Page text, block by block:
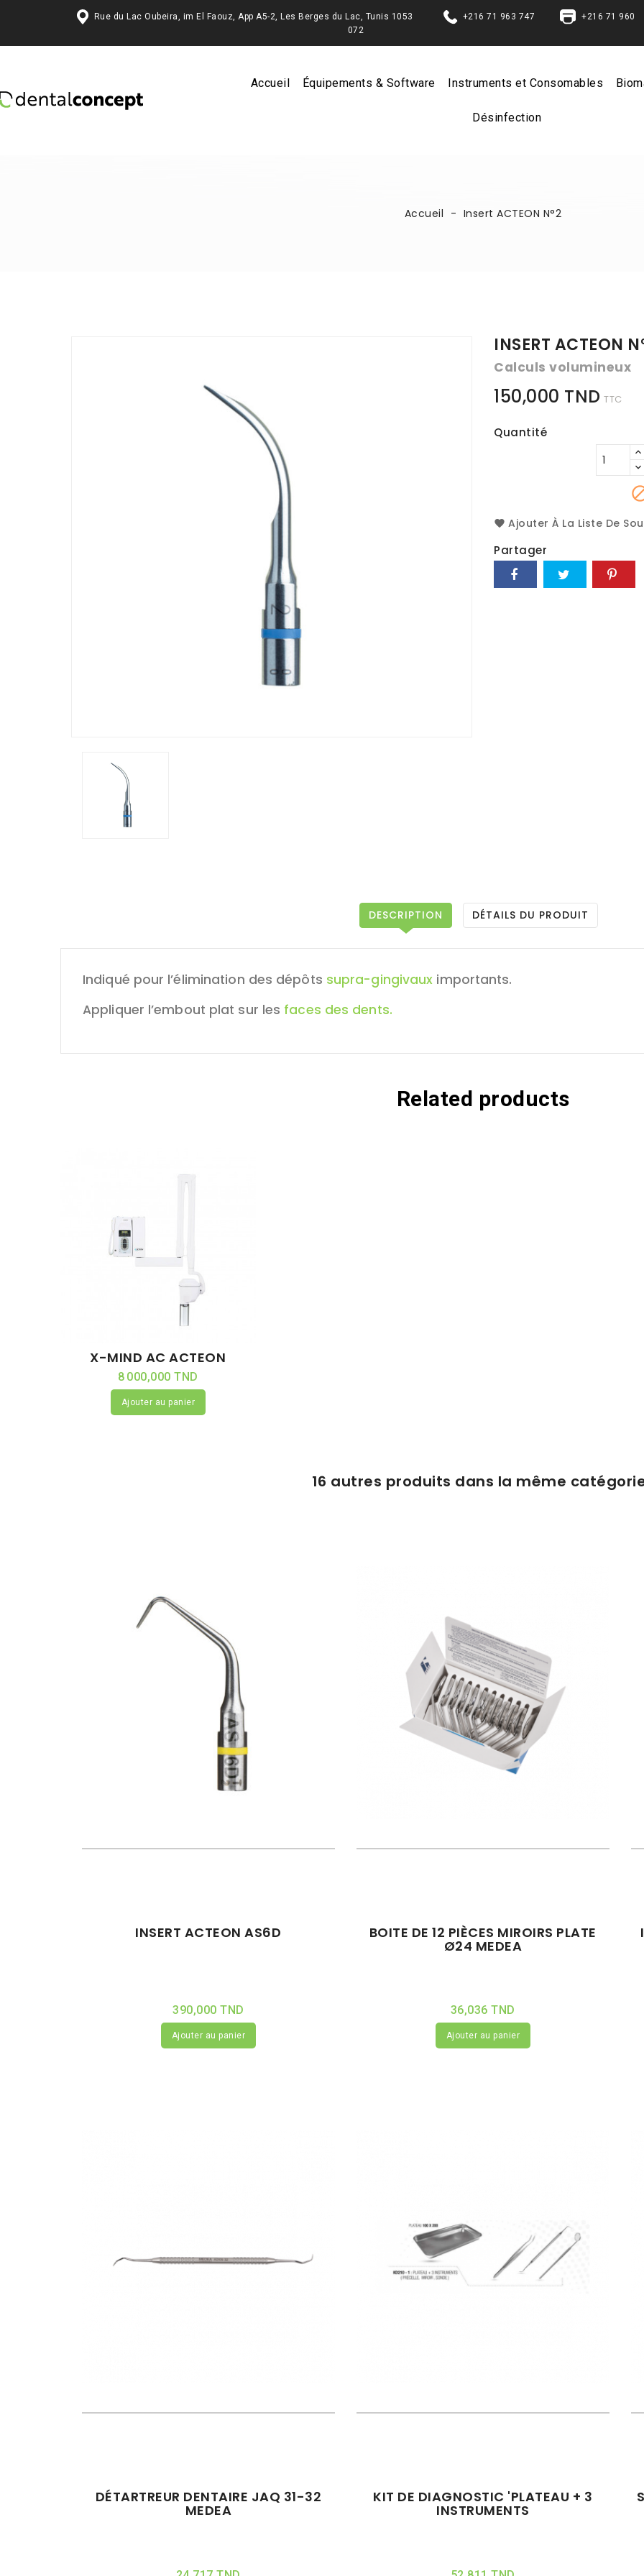
Rue du Lac Oubeira, im El Faouz, App A5-2, Les Berges du Lac, Tunis 1053 +216 71 963 747
+216 71 960
072
Accueil Équipements & Software Instruments et Consomables
Désinfection
Accueil Insert ACTEON N°2
INSERT ACTEON
Calculs volumineux
150,000 TND TTC
Quantité
Ajouter À La Liste De
Partager
DESCRIPTION DÉTAILS DU PRODUIT
Indiqué pour l’élimination des dépôts supra-gingivaux importants.
Appliquer l’embout plat sur les faces des dents.
Related products
X-MIND AC ACTEON
8 000,000 TND
Ajouter au panier
16 autres produits dans la même
INSERT ACTEON AS6D
390,000 TND
Ajouter au panier
BOITE DE 12 PIÈCES MIROIRS PLATE
Ø24 MEDEA
36,036 TND
Ajouter au panier
DÉTARTREUR DENTAIRE JAQ 31-32
MEDEA
KIT DE DIAGNOSTIC 'PLATEAU + 3
INSTRUMENTS